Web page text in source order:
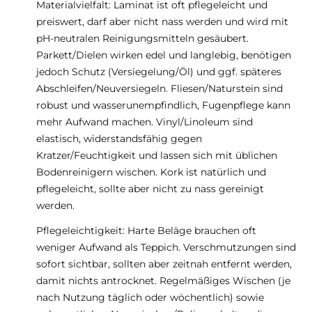
Materialvielfalt: Laminat ist oft pflegeleicht und
preiswert, darf aber nicht nass werden und wird mit
pH-neutralen Reinigungsmitteln gesäubert.
Parkett/Dielen wirken edel und langlebig, benötigen
jedoch Schutz (Versiegelung/Öl) und ggf. späteres
Abschleifen/Neuversiegeln. Fliesen/Naturstein sind
robust und wasserunempfindlich, Fugenpflege kann
mehr Aufwand machen. Vinyl/Linoleum sind
elastisch, widerstandsfähig gegen
Kratzer/Feuchtigkeit und lassen sich mit üblichen
Bodenreinigern wischen. Kork ist natürlich und
pflegeleicht, sollte aber nicht zu nass gereinigt
werden.
Pflegeleichtigkeit: Harte Beläge brauchen oft
weniger Aufwand als Teppich. Verschmutzungen sind
sofort sichtbar, sollten aber zeitnah entfernt werden,
damit nichts antrocknet. Regelmäßiges Wischen (je
nach Nutzung täglich oder wöchentlich) sowie